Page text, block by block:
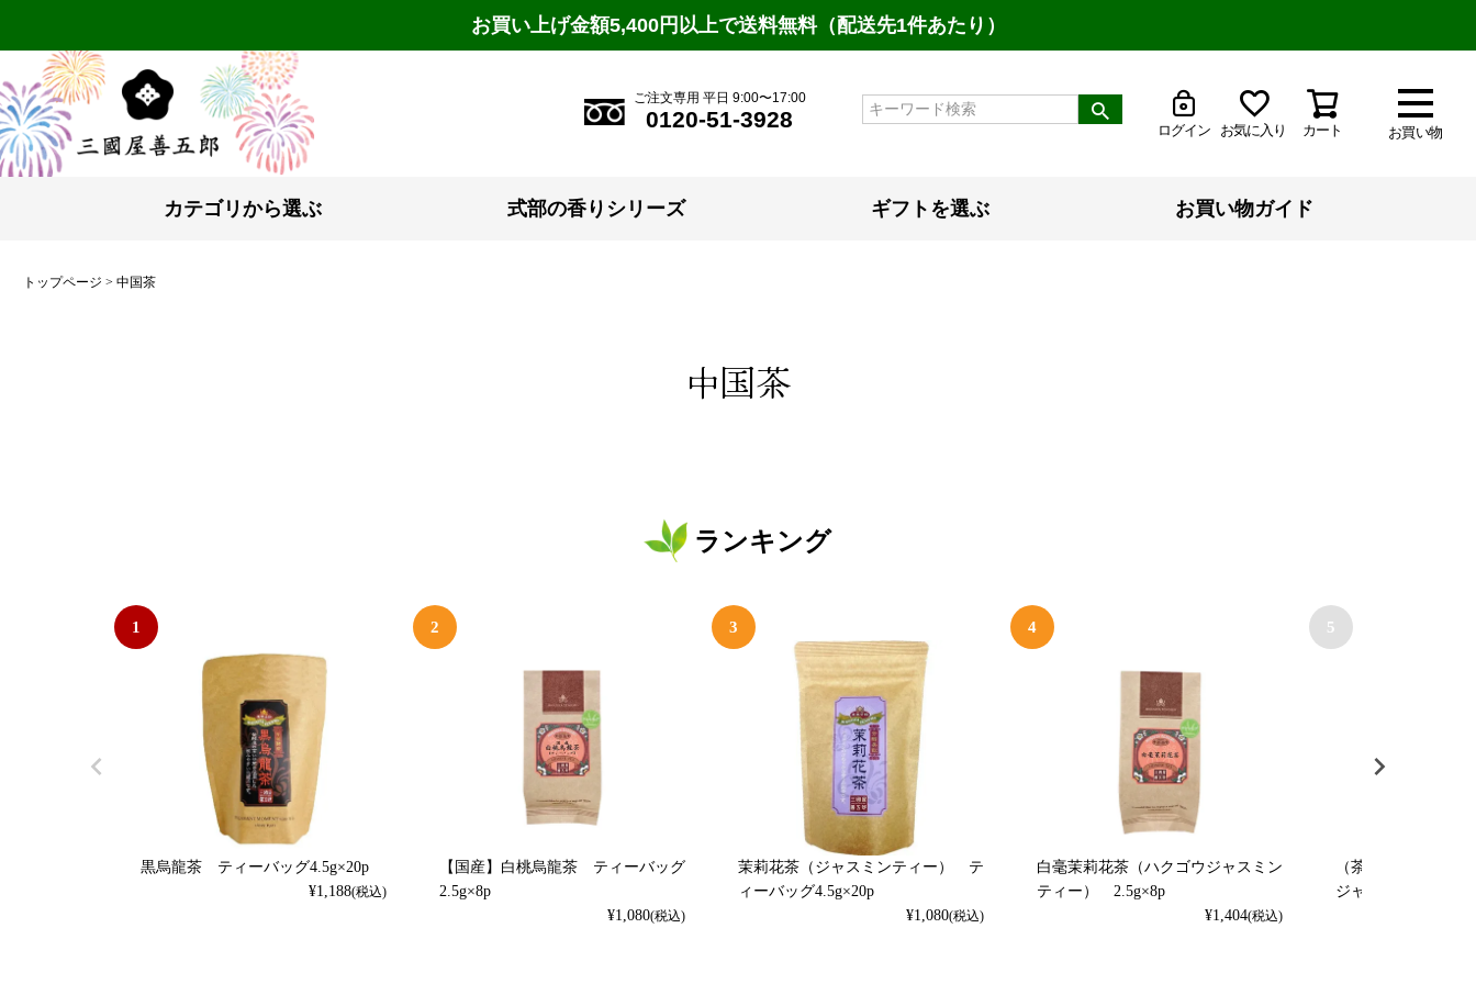
お買い上げ金額5,400円以上で送料無料（配送先1件あたり）
お買い物
ご注文専用 平日 9:00〜17:00
0120-51-3928 ログイン お気に入り カート
カテゴリから選ぶ 式部の香りシリーズ ギフトを選ぶ お買い物ガイド
トップページ 中国茶
中国茶
ランキング
1
黒烏龍茶 ティーバッグ4.5g×20p
¥1,188(税込)
2
【国産】白桃烏龍茶 ティーバッグ
2.5g×8p
¥1,080(税込)
3
茉莉花茶（ジャスミンティー） テ
ィーバッグ4.5g×20p
¥1,080(税込)
4
白毫茉莉花茶（ハクゴウジャスミン
ティー） 2.5g×8p
¥1,404(税込)
5
（茶楽) 福州茉莉
ジャスミンティー）